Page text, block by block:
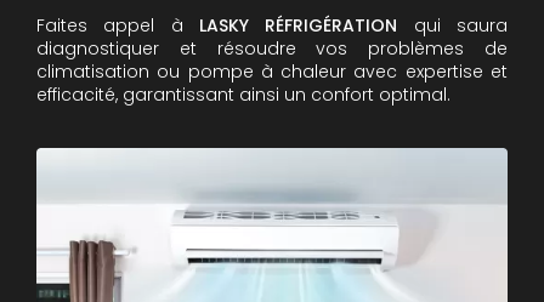
Faites appel à LASKY RÉFRIGÉRATION qui saura
diagnostiquer et résoudre vos problèmes de
climatisation ou pompe à chaleur avec expertise et
efficacité, garantissant ainsi un confort optimal.